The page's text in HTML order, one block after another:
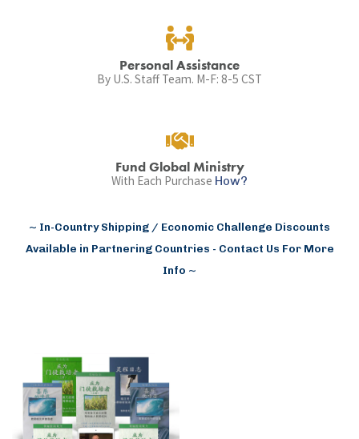
Personal Assistance
By U.S. Staff Team. M-F: 8-5 CST
Fund Global Ministry
With Each Purchase How?
~ In-Country Shipping / Economic Challenge Discounts
Available in Partnering Countries - Contact Us For More
Info ~